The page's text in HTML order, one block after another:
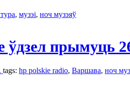
, музэі, ноч музэяў
прымуць
tags: hp polskie radio, Варшава, ноч